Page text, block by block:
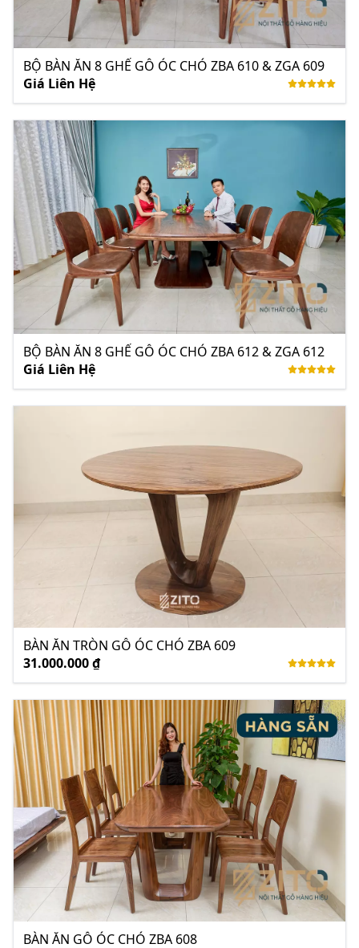
BỘ BÀN ĂN 8 GHẾ GỖ ÓC CHÓ ZBA 610 & ZGA 609
Giá Liên Hệ
BỘ BÀN ĂN 8 GHẾ GỖ ÓC CHÓ ZBA 612 & ZGA 612
Giá Liên Hệ
BÀN ĂN TRÒN GỖ ÓC CHÓ ZBA 609
31.000.000 ₫
BÀN ĂN GỖ ÓC CHÓ ZBA 608